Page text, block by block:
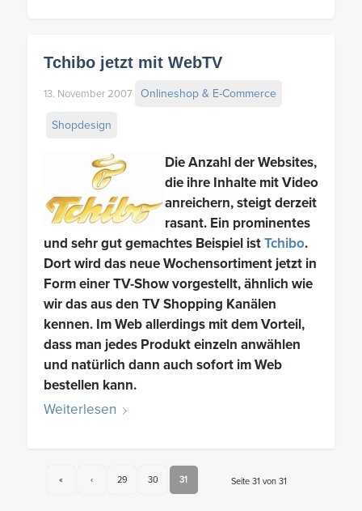
Tchibo jetzt mit WebTV
13. November 2007 Onlineshop & E-Commerce
Shopdesign
Die Anzahl der Websites,
die ihre Inhalte mit Video
anreichern, steigt derzeit
rasant. Ein prominentes
und sehr gut gemachtes Beispiel istTchibo.
Dort wird das neue Wochensortiment jetzt in
Form einer TV-Show vorgestellt, ähnlich wie
wir das aus den TV Shopping Kanälen
kennen. Im Web allerdings mit dem Vorteil,
dass man jedes Produkt einzeln anwählen
und natürlich dann auch sofort im Web
bestellen kann.
Weiterlesen
Seite 31 von 31
« ‹ 29 30 31